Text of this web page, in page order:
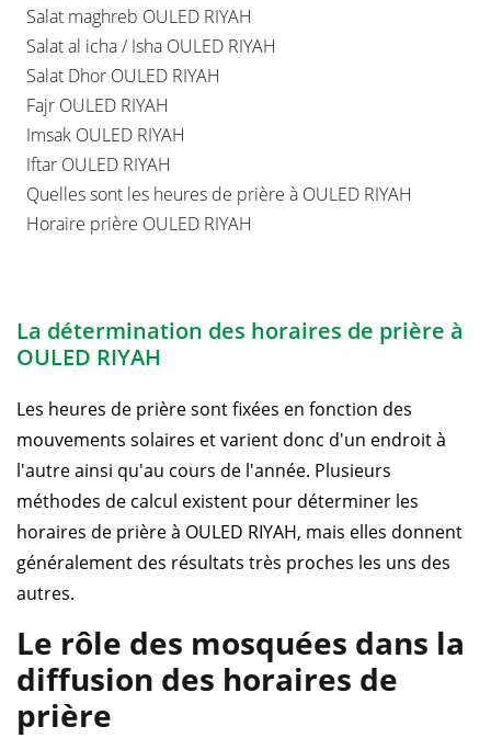
Salat maghreb OULED RIYAH
Salat al icha / Isha OULED RIYAH
Salat Dhor OULED RIYAH
Fajr OULED RIYAH
Imsak OULED RIYAH
Iftar OULED RIYAH
Quelles sont les heures de prière à OULED RIYAH
Horaire prière OULED RIYAH
La détermination des horaires de prière à
OULED RIYAH
Les heures de prière sont fixées en fonction des
mouvements solaires et varient donc d'un endroit à
l'autre ainsi qu'au cours de l'année. Plusieurs
méthodes de calcul existent pour déterminer les
horaires de prière à OULED RIYAH, mais elles donnent
généralement des résultats très proches les uns des
autres.
Le rôle des mosquées dans la
diffusion des horaires de
prière